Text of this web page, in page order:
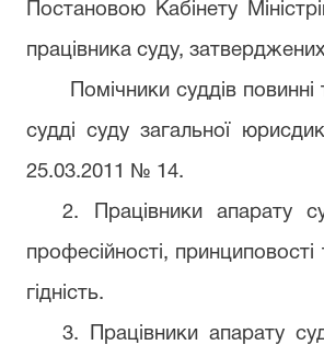
Постановою Кабінету
працівника суду,
Помічники суддів
судді суду загальної
25.03.2011 № 14.
2. Працівники апарату
професійності,
гідність.
3. Працівники апарату